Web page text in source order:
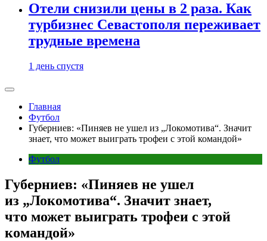
Отели снизили цены в 2 раза. Как
турбизнес Севастополя переживает
трудные времена
1 день спустя
Главная
Футбол
Губерниев: «Пиняев не ушел из „Локомотива“. Значит
знает, что может выиграть трофеи с этой командой»
Футбол
Губерниев: «Пиняев не ушел
из „Локомотива“. Значит знает,
что может выиграть трофеи с этой
командой»